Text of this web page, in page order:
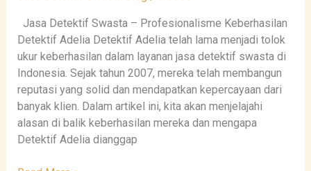
Jasa Detektif Swasta – Profesionalisme Keberhasilan
Detektif Adelia Detektif Adelia telah lama menjadi tolok
ukur keberhasilan dalam layanan jasa detektif swasta di
Indonesia. Sejak tahun 2007, mereka telah membangun
reputasi yang solid dan mendapatkan kepercayaan dari
banyak klien. Dalam artikel ini, kita akan menjelajahi
alasan di balik keberhasilan mereka dan mengapa
Detektif Adelia dianggap
Adelia